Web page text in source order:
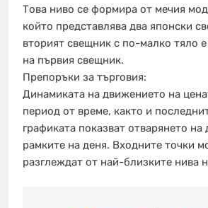
Това ниво се формира от мечия
който представлява два японски
вторият свещник с по-малко тяло
на първия свещник.
Препоръки за търговия:
Динамиката на движението на
период от време, както и
графиката показват отварянето
рамките на деня. Входните точки
разглеждат от най-близките нива